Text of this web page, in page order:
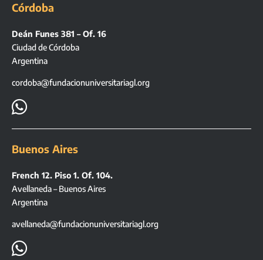
Córdoba
Deán Funes 381 – Of. 16
Ciudad de Córdoba
Argentina
cordoba@fundacionuniversitariagl.org

Buenos Aires
French 12. Piso 1. Of. 104.
Avellaneda – Buenos Aires
Argentina
avellaneda@fundacionuniversitariagl.org
